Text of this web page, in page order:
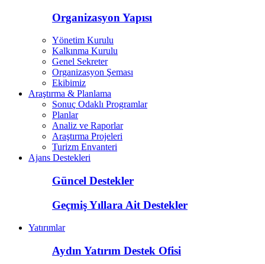
Organizasyon Yapısı
Yönetim Kurulu
Kalkınma Kurulu
Genel Sekreter
Organizasyon Şeması
Ekibimiz
Araştırma & Planlama
Sonuç Odaklı Programlar
Planlar
Analiz ve Raporlar
Araştırma Projeleri
Turizm Envanteri
Ajans Destekleri
Güncel Destekler
Geçmiş Yıllara Ait Destekler
Yatırımlar
Aydın Yatırım Destek Ofisi